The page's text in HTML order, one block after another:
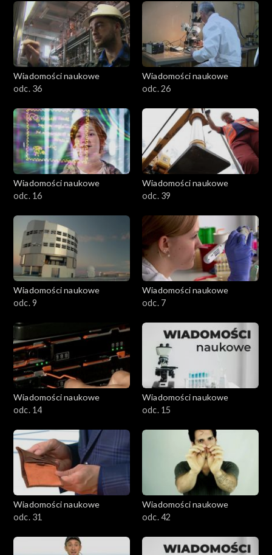
Wiadomości naukowe
odc. 36
Wiadomości naukowe
odc. 26
Wiadomości naukowe
odc. 16
Wiadomości naukowe
odc. 39
Wiadomości naukowe
odc. 9
Wiadomości naukowe
odc. 7
Wiadomości naukowe
odc. 14
Wiadomości naukowe
odc. 15
Wiadomości naukowe
odc. 31
Wiadomości naukowe
odc. 42